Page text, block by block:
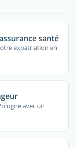
santé
expatriation en
avec un